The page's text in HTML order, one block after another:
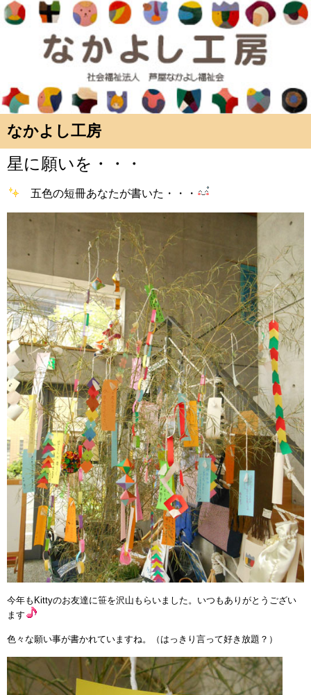
なかよし工房
星に願いを・・・
五色の短冊あなたが書いた・・・
今年もKittyのお友達に笹を沢山もらいました。いつもありがとうござい
ます
色々な願い事が書かれていますね。（はっきり言って好き放題？）